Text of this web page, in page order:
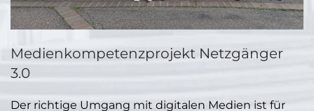
Medienkompetenzprojekt Netzgänger
3.0
Der richtige Umgang mit digitalen Medien ist für